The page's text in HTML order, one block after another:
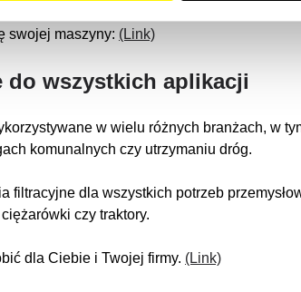
swojej maszyny: (Link)
do wszystkich aplikacji
w wielu różnych branżach, w
komunalnych czy utrzymaniu dróg.
filtracyjne dla wszystkich potrzeb
czy traktory.
dla Ciebie i Twojej firmy. (Link)